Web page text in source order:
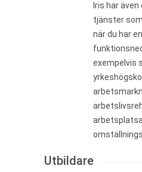
Iris har
tjänster
när du har en
exempelvis
Utbildare